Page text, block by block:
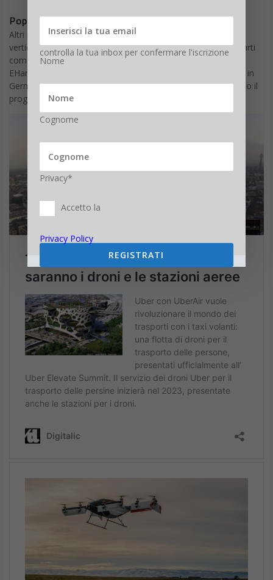
Pop.Up Next taxi volanti
Altri progetti per aerei compatti, da decollo e atterraggio
verticali, che comprendono una singola unità anziché due parti
come Pop.Up Next, includono il 184 della compagnia cinese
EHang, la macchina
e il Volocopter prodotto in
Germania. Oltre a Pop.up Next , Airbus sta anche sostenendo il
progetto del taxi aereo Vahana con autopilota.
controlla la tua inbox per confermare l'iscrizione
Nome
Cognome
Privacy*
Accetto la
Privacy Policy
REGISTRATI